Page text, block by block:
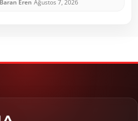
Eren Ağustos 7, 2026